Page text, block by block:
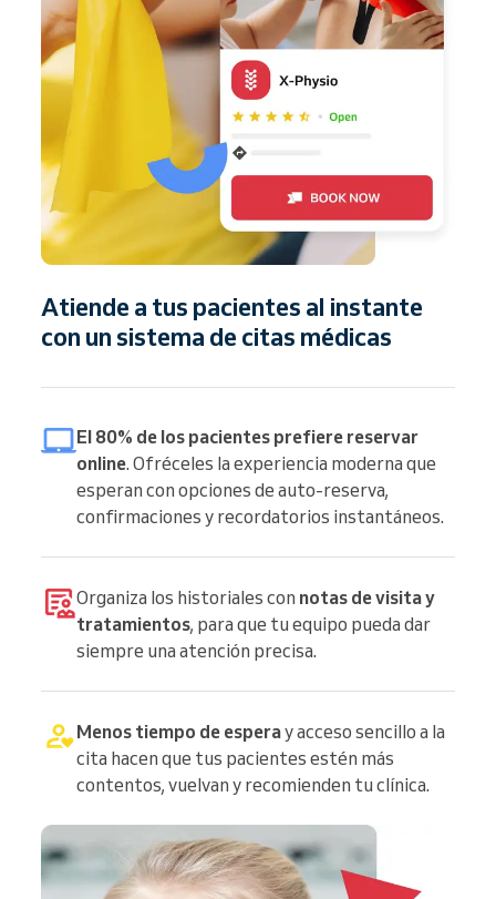
Atiende a tus pacientes al instante
con un sistema de citas médicas
El 80% de los pacientes prefiere reservar
online. Ofréceles la experiencia moderna que
esperan con opciones de auto-reserva,
confirmaciones y recordatorios instantáneos.
Organiza los historiales con notas de visita y
tratamientos, para que tu equipo pueda dar
siempre una atención precisa.
Menos tiempo de esperay acceso sencillo a la
cita hacen que tus pacientes estén más
contentos, vuelvan y recomienden tu clínica.